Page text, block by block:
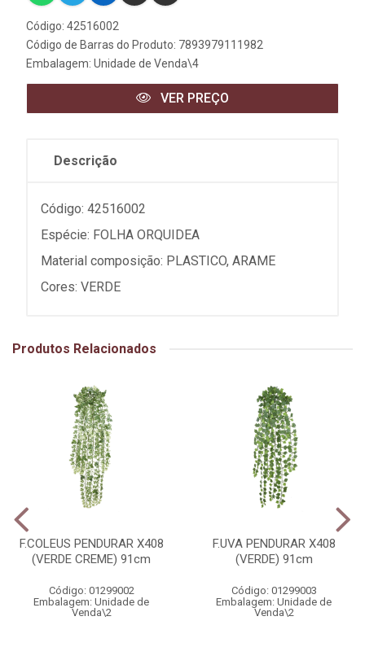
Código: 42516002
Código de Barras do Produto: 7893979111982
Embalagem: Unidade de Venda\4
VER PREÇO
Descrição
Código: 42516002
Espécie: FOLHA ORQUIDEA
Material composição: PLASTICO, ARAME
Cores: VERDE
Produtos Relacionados
F.COLEUS PENDURAR X408
(VERDE CREME) 91cm
Código: 01299002
Embalagem: Unidade de
Venda\2
F.UVA PENDURAR X408
(VERDE) 91cm
Código: 01299003
Embalagem: Unidade de
Venda\2